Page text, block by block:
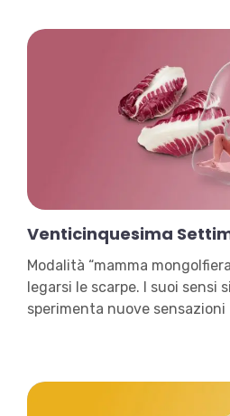
Venticinquesima
Modalità “mamma
legarsi le scarpe. I suoi sensi
sperimenta nuove sensazioni